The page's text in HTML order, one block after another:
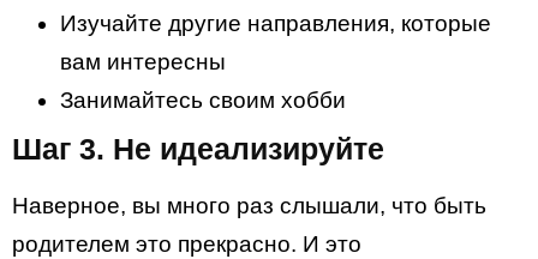
Изучайте другие направления, которые
вам интересны
Занимайтесь своим хобби
Шаг 3. Не идеализируйте
Наверное, вы много раз слышали, что быть
родителем это прекрасно. И это